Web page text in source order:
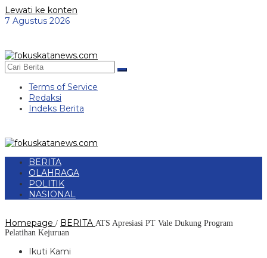
Lewati ke konten
7 Agustus 2026
Terms of Service
Redaksi
Indeks Berita
BERITA
OLAHRAGA
POLITIK
NASIONAL
Homepage / BERITA ATS Apresiasi PT Vale Dukung Program
Pelatihan Kejuruan
Ikuti Kami